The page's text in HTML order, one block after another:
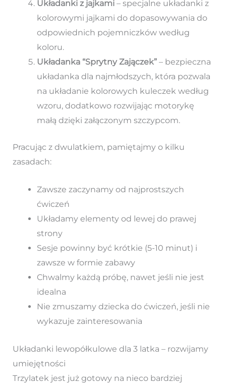
Układanki z jajkami– specjalne układanki z
kolorowymi jajkami do dopasowywania do
odpowiednich pojemniczków według
koloru.
Układanka “Sprytny Zajączek”– bezpieczna
układanka dla najmłodszych, która pozwala
na układanie kolorowych kuleczek według
wzoru, dodatkowo rozwijając motorykę
małą dzięki załączonym szczypcom.
Pracując z dwulatkiem, pamiętajmy o kilku
zasadach:
Zawsze zaczynamy od najprostszych
ćwiczeń
Układamy elementy od lewej do prawej
strony
Sesje powinny być krótkie (5-10 minut) i
zawsze w formie zabawy
Chwalmy każdą próbę, nawet jeśli nie jest
idealna
Nie zmuszamy dziecka do ćwiczeń, jeśli nie
wykazuje zainteresowania
Układanki lewopółkulowe dla 3 latka – rozwijamy
umiejętności
Trzylatek jest już gotowy na nieco bardziej